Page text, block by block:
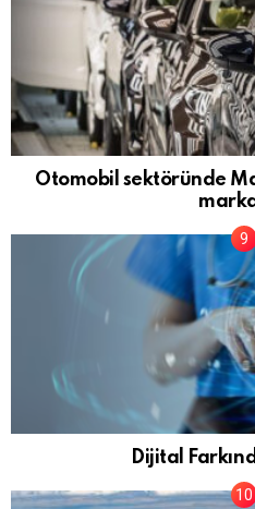
Otomobil sektöründe
Dijital